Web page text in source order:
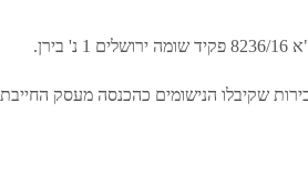
שקיבלו הנישומים כהכנסה מעסק החייבת